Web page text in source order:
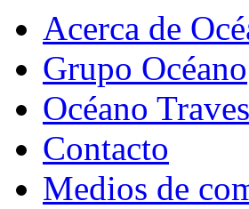
Acerca de
Grupo Océano
Océano
Contacto
Medios de